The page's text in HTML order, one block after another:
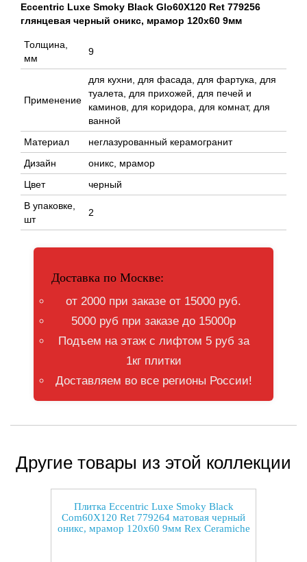
Eccentric Luxe Smoky Black Glo60X120 Ret 779256
глянцевая черный оникс, мрамор 120x60 9мм
Толщина,
мм
9
Применение
для кухни, для фасада, для фартука, для
туалета, для прихожей, для печей и
каминов, для коридора, для комнат, для
ванной
Материал
неглазурованный керамогранит
Дизайн
оникс, мрамор
Цвет
черный
В упаковке,
шт
2
Доставка по Москве:
от 2000 при заказе от 15000 руб.
5000 руб при заказе до 15000р
Подъем на этаж с лифтом 5 руб за
1кг плитки
Доставляем во все регионы России!
Другие товары из этой коллекции
Плитка Eccentric Luxe Smoky Black
Com60X120 Ret 779264 матовая черный
оникс, мрамор 120x60 9мм Rex Ceramiche